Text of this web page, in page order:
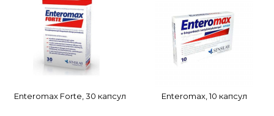
Enteromax Forte, 30 капсул Enteromax, 10 капсул